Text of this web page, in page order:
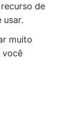
de
usar.
muito
você